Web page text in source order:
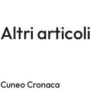
Altri articoli
Cuneo Cronaca